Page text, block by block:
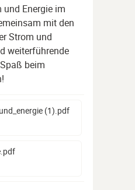
und Energie im
mit den
Strom und
weiterführende
beim
(1) .pdf
.pdf